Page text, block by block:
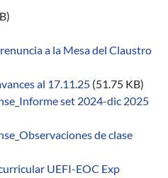
a la Mesa del Claustro
al 17.11.25 (51.75 KB)
set 2024-dic 2025
de clase
UEFI-EOC Exp